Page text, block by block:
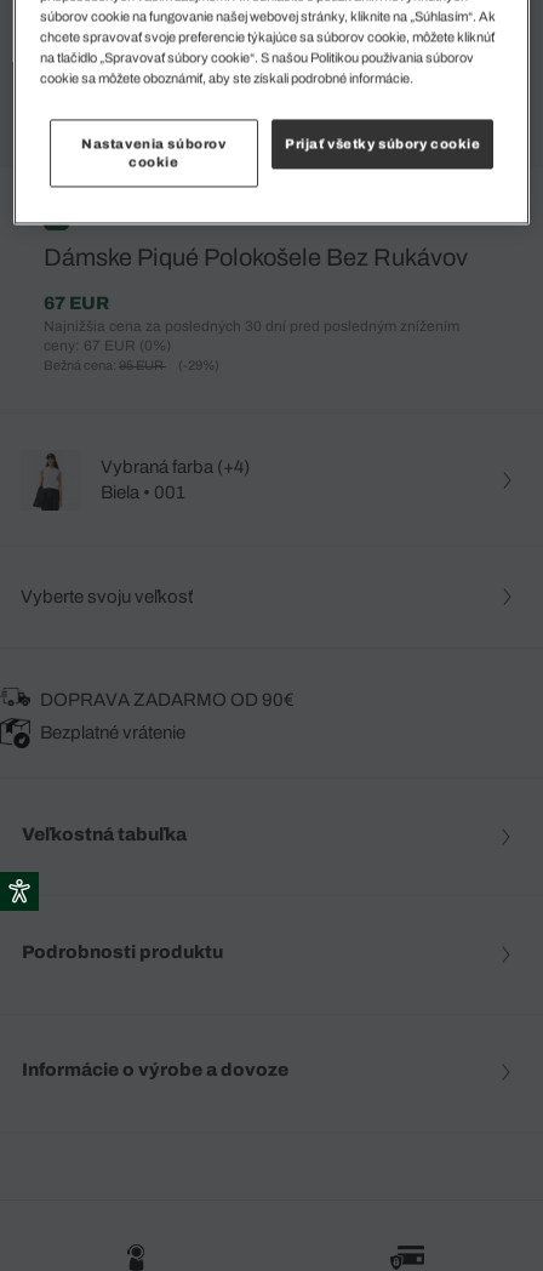
%
Dámske Piqué Polokošele Bez Rukávov
67 EUR
Najnižšia cena za posledných 30 dní pred posledným znížením
ceny: 67 EUR (0%)
Bežná cena: 95 EUR (-29%)
Vybraná farba (+4)
Biela • 001
Vyberte svoju veľkosť
DOPRAVA ZADARMO OD 90€
Bezplatné vrátenie
Veľkostná tabuľka
Podrobnosti produktu
Informácie o výrobe a dovoze
súborov cookie na fungovanie našej webovej stránky, kliknite na „Súhlasím“. Ak
chcete spravovať svoje preferencie týkajúce sa súborov cookie, môžete kliknúť
na tlačidlo „Spravovať súbory cookie“. S našou Politikou používania súborov
cookie sa môžete oboznámiť, aby ste získali podrobné informácie.
Nastavenia súborov
cookie
Prijať všetky súbory cookie